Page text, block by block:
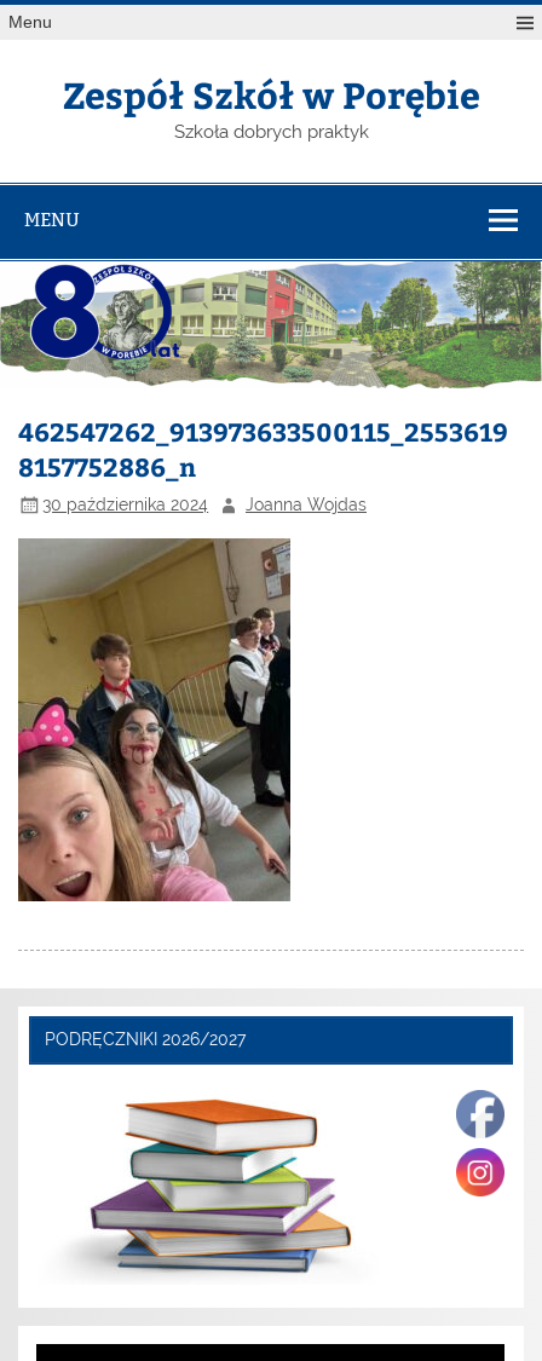
Menu
Zespół Szkół w Porębie
Szkoła dobrych praktyk
MENU
462547262_913973633500115_2553619
8157752886_n
30 października 2024 Joanna Wojdas
PODRĘCZNIKI 2026/2027